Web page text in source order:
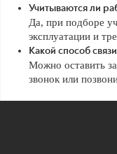
Учитываются ли
Да, при подборе
эксплуатации и
Какой способ
Можно оставить
звонок или